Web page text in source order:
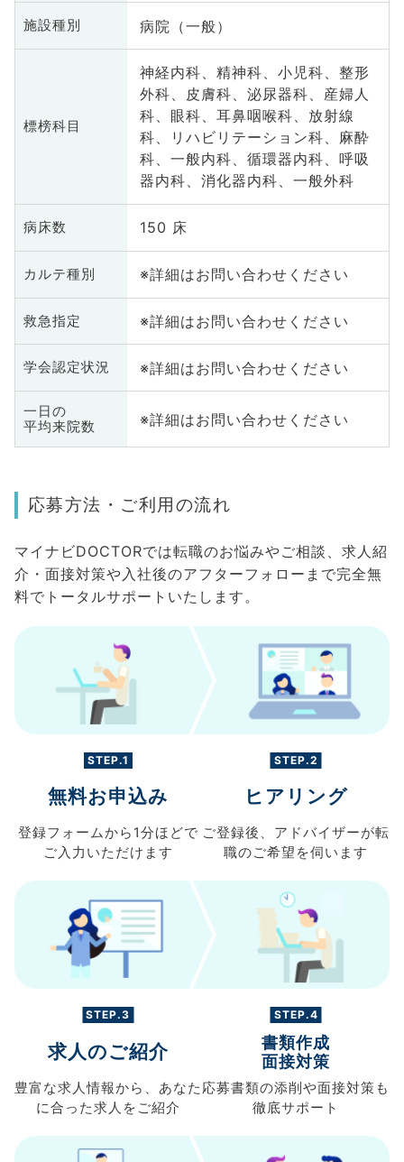
施設種別 病院（一般）
標榜科目
神経内科、精神科、小児科、整形
外科、皮膚科、泌尿器科、産婦人
科、眼科、耳鼻咽喉科、放射線
科、リハビリテーション科、麻酔
科、一般内科、循環器内科、呼吸
器内科、消化器内科、一般外科
病床数 150 床
カルテ種別 ※詳細はお問い合わせください
救急指定 ※詳細はお問い合わせください
学会認定状況 ※詳細はお問い合わせください
一日の
平均来院数
※詳細はお問い合わせください
応募方法・ご利用の流れ
マイナビDOCTORでは転職のお悩みやご相談、求人紹
介・面接対策や入社後のアフターフォローまで完全無
料でトータルサポートいたします。
STEP.1
無料お申込み
登録フォームから 1分ほどで
ご入力 いただけます
STEP.2
ヒアリング
ご登録後、 アドバイザーが転
職のご希望を伺います
STEP.3
求人のご紹介
豊富な求人情報から、 あなた
に合った求人を ご紹介
STEP.4
書類作成
面接対策
応募書類の添削や面接対策も
徹底サポート